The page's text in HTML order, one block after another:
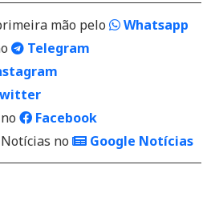
mão pelo
Whatsapp
Telegram
Facebook
no
Google Notícias